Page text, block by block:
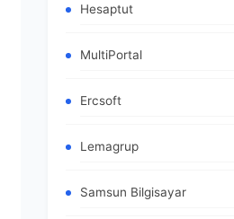
Hesaptut
MultiPortal
Ercsoft
Lemagrup
Samsun Bilgisayar